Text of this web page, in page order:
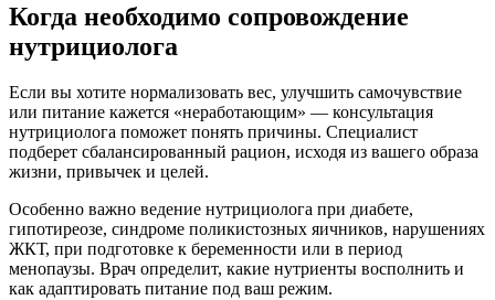
Когда необходимо сопровождение
нутрициолога
Если вы хотите нормализовать вес, улучшить самочувствие
или питание кажется «неработающим» — консультация
нутрициолога поможет понять причины. Специалист
подберет сбалансированный рацион, исходя из вашего образа
жизни, привычек и целей.
Особенно важно ведение нутрициолога при диабете,
гипотиреозе, синдроме поликистозных яичников, нарушениях
ЖКТ, при подготовке к беременности или в период
менопаузы. Врач определит, какие нутриенты восполнить и
как адаптировать питание под ваш режим.